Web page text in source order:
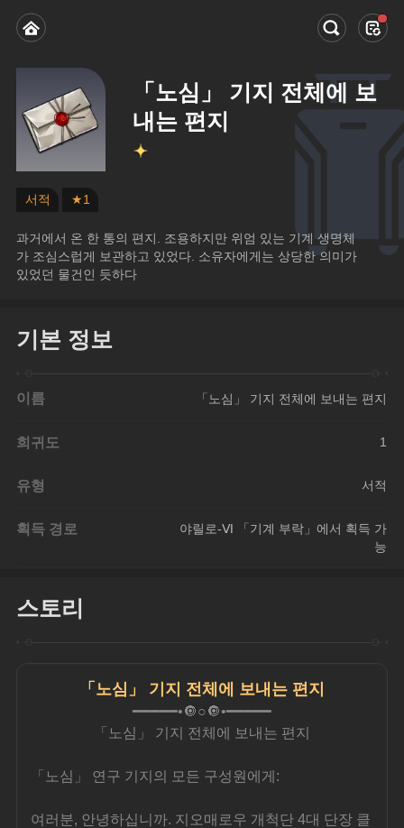
「노심」 기지 전체에 보
내는 편지
서적 ★1
과거에서 온 한 통의 편지. 조용하지만 위엄 있는 기계 생명체
가 조심스럽게 보관하고 있었다. 소유자에게는 상당한 의미가
있었던 물건인 듯하다
기본 정보
이름 「노심」 기지 전체에 보내는 편지
희귀도 1
유형 서적
획득 경로
야릴로-Ⅵ 「기계 부락」에서 획득 가
능
스토리
「노심」 기지 전체에 보내는 편지
━━━━━•🔘○🔘•━━━━━
「노심」 기지 전체에 보내는 편지
「노심」 연구 기지의 모든 구성원에게:
여러분, 안녕하십니까. 지오매로우 개척단 4대 단장 클